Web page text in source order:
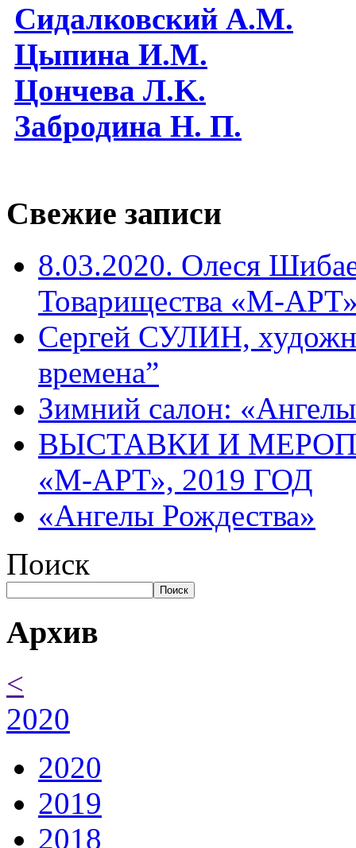
Сидалковский А.М.
Цыпина И.М.
Цончева Л.K.
Забродина Н. П.
Свежие записи
8.03.2020. Олеся
Товарищества «М-
Сергей СУЛИН,
времена”
Зимний салон:
ВЫСТАВКИ И
«М-АРТ», 2019 ГОД
«Ангелы Рождества»
Поиск
Поиск
Архив
<
2020
2020
2019
2018